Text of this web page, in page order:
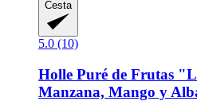
Cesta
5.0 (10)
Holle Puré de Frutas
Manzana, Mango y